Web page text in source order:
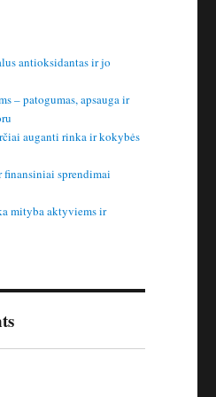
antioksidantas ir jo
– patogumas, apsauga ir
auganti rinka ir kokybės
sprendimai
mityba aktyviems ir